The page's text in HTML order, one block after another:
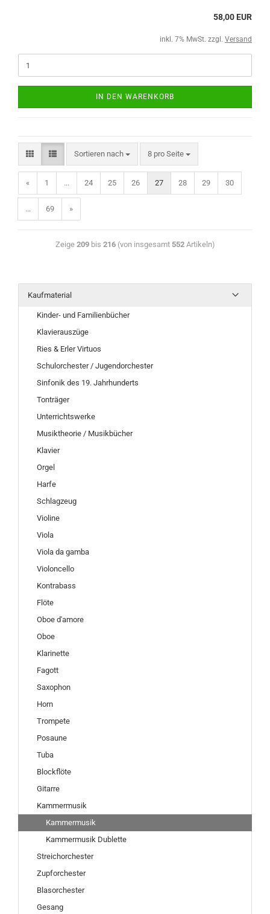
58,00 EUR
inkl. 7% MwSt. zzgl. Versand
IN DEN WARENKORB
Sortieren nach 8 pro Seite
« 1 ... 24 25 26 27 28 29 30
... 69 »
Zeige 209bis 216(von insgesamt 552Artikeln)
Kaufmaterial
Kinder- und Familienbücher
Klavierauszüge
Ries & Erler Virtuos
Schulorchester / Jugendorchester
Sinfonik des 19. Jahrhunderts
Tonträger
Unterrichtswerke
Musiktheorie / Musikbücher
Klavier
Orgel
Harfe
Schlagzeug
Violine
Viola
Viola da gamba
Violoncello
Kontrabass
Flöte
Oboe d'amore
Oboe
Klarinette
Fagott
Saxophon
Horn
Trompete
Posaune
Tuba
Blockflöte
Gitarre
Kammermusik
Kammermusik
Kammermusik Dublette
Streichorchester
Zupforchester
Blasorchester
Gesang